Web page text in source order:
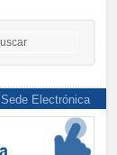
Sede Electrónica